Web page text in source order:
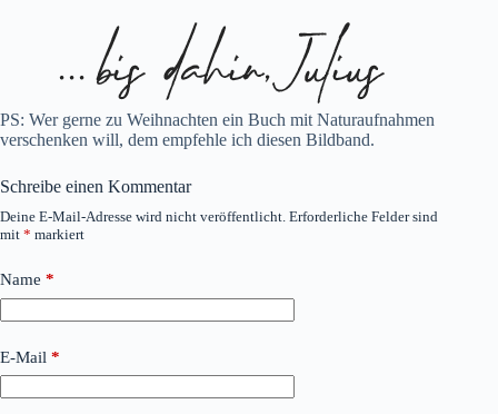
PS: Wer gerne zu Weihnachten ein Buch mit Naturaufnahmen
verschenken will, dem empfehle ich diesen Bildband.
Schreibe einen Kommentar
Deine E-Mail-Adresse wird nicht veröffentlicht. Erforderliche Felder sind
mit * markiert
Name *
E-Mail *